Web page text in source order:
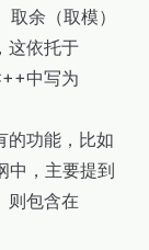
余（取模）
这依托于
中写为
的功能，比如
中，主要提到
则包含在